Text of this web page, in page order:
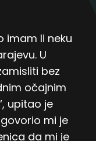
imam li neku
U
bez
očajnim
upitao je
mi je
da mi je